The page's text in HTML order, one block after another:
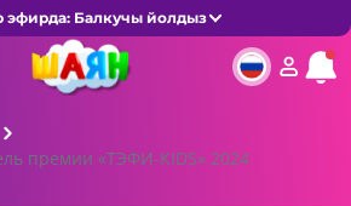
эфирда: Балкучы йолдыз
премии «ТЭФИ-KIDS» 2024